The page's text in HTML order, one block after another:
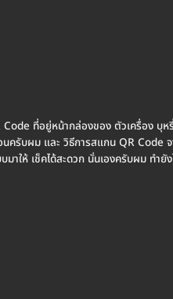
ที่อยู่หน้ากล่องของ ตัวเครื่อง บุห
ครับผม และ วิธีการสแกน QR Code
ให้ เช็คได้สะดวก นั่นเองครับผม ทำยัง